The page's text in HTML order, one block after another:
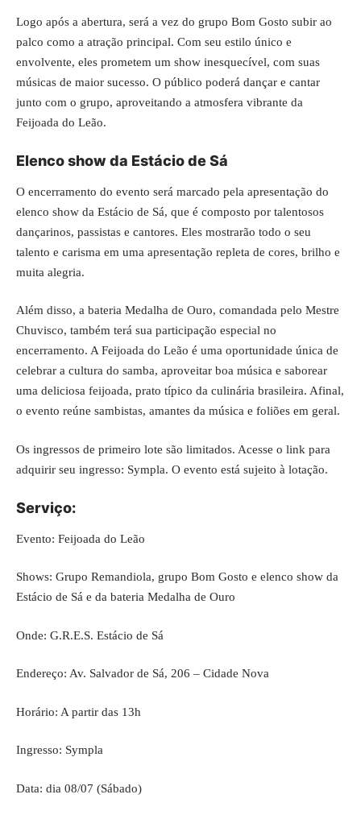
Logo após a abertura, será a vez do grupo Bom Gosto subir ao
palco como a atração principal. Com seu estilo único e
envolvente, eles prometem um show inesquecível, com suas
músicas de maior sucesso. O público poderá dançar e cantar
junto com o grupo, aproveitando a atmosfera vibrante da
Feijoada do Leão.
Elenco show da Estácio de Sá
O encerramento do evento será marcado pela apresentação do
elenco show da Estácio de Sá, que é composto por talentosos
dançarinos, passistas e cantores. Eles mostrarão todo o seu
talento e carisma em uma apresentação repleta de cores, brilho e
muita alegria.
Além disso, a bateria Medalha de Ouro, comandada pelo Mestre
Chuvisco, também terá sua participação especial no
encerramento. A Feijoada do Leão é uma oportunidade única de
celebrar a cultura do samba, aproveitar boa música e saborear
uma deliciosa feijoada, prato típico da culinária brasileira. Afinal,
o evento reúne sambistas, amantes da música e foliões em geral.
Os ingressos de primeiro lote são limitados. Acesse o link para
adquirir seu ingresso: Sympla. O evento está sujeito à lotação.
Serviço:
Evento: Feijoada do Leão
Shows: Grupo Remandiola, grupo Bom Gosto e elenco show da
Estácio de Sá e da bateria Medalha de Ouro
Onde: G.R.E.S. Estácio de Sá
Endereço: Av. Salvador de Sá, 206 – Cidade Nova
Horário: A partir das 13h
Ingresso: Sympla
Data: dia 08/07 (Sábado)